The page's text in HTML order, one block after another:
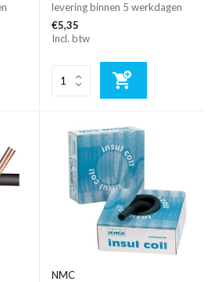
levering binnen 5 werkdagen
€5,35
Incl. btw
NMC